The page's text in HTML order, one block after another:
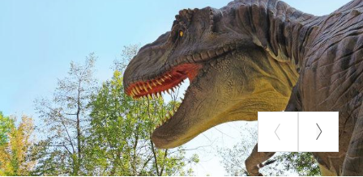
Parcs d'aventure : divertissement garanti en
Lombardie
Les parcs d'aventure lombards sont la destination
idéale pour les passionnés de sport de plein air. Au
parcFly Emotiond'Albaredo (SO) dans la région de
la Valteline, vous pourrez littéralement survoler le